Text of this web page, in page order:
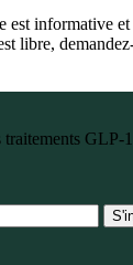
est informative
libre,
traitements GLP-